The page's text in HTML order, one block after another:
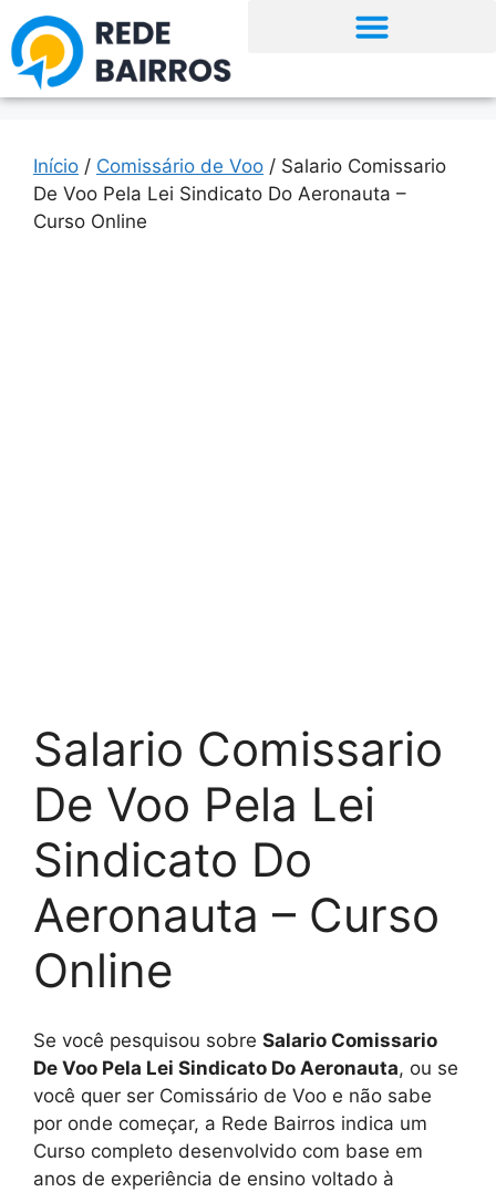
Início / Comissário de Voo / Salario Comissario
De Voo Pela Lei Sindicato Do Aeronauta –
Curso Online
Salario Comissario
De Voo Pela Lei
Sindicato Do
Aeronauta – Curso
Online
Se você pesquisou sobre Salario Comissario
De Voo Pela Lei Sindicato Do Aeronauta, ou se
você quer ser Comissário de Voo e não sabe
por onde começar, a Rede Bairros indica um
Curso completo desenvolvido com base em
anos de experiência de ensino voltado à